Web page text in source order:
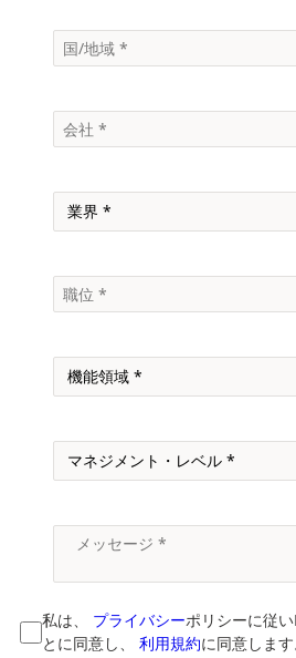
私は、 プライバシーポリシーに従
とに同意し、 利用規約に同意します